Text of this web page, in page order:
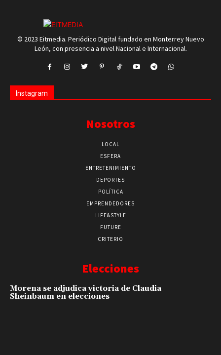
© 2023 Eitmedia. Periódico Digital fundado en Monterrey Nuevo
León, con presencia a nivel Nacional e Internacional.
Instagram
Nosotros
LOCAL
ESFERA
ENTRETENIMIENTO
DEPORTES
POLÍTICA
EMPRENDEDORES
LIFE&STYLE
FUTURE
CRITERIO
Elecciones
Morena se adjudica victoria de Claudia
Sheinbaum en elecciones